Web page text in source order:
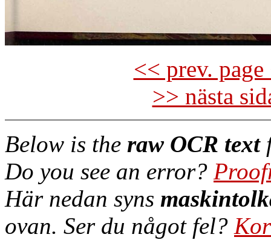
<< prev.
>> nästa
Below is the raw OCR text
Do you see an error?
Här nedan syns
ovan. Ser du något fel?